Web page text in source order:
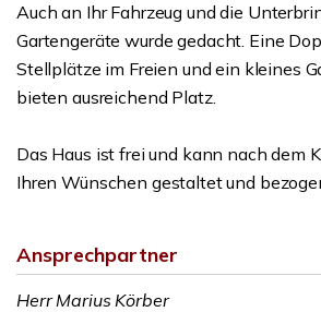
Auch an Ihr Fahrzeug und die
Gartengeräte wurde gedacht. Eine
Stellplätze im Freien und ein kleines
bieten ausreichend Platz.
Das Haus ist frei und kann nach dem
Ihren Wünschen gestaltet und
Ansprechpartner
Herr Marius Körber